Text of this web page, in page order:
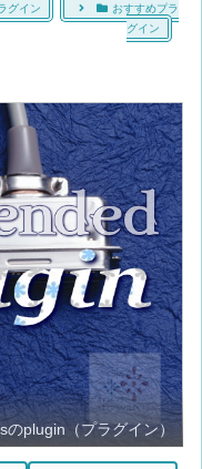
グイン
おすすめプラ
グイン
のplugin（プラグイン）